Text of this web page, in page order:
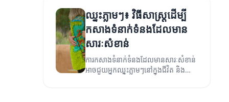
ឈ្នះភ្លាមៗ៖ វិធីសាស្រ្តដើម្បី
កសាងទំនាក់ទំនងដែលមាន
សារៈសំខាន់
ការកសាងទំនាក់ទំនងដែលមានសារៈសំខាន់
អាចជួយអ្នកឈ្នះភ្លាមៗនៅក្នុងជីវិត និង